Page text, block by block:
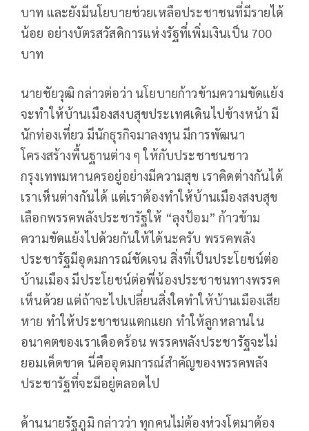
บาท และยังมีนโยบายช่วยเหลือประชาชนที่มีรายได้
น้อย อย่างบัตรสวัสดิการแห่งรัฐที่เพิ่มเงินเป็น 700
บาท
นายชัยวุฒิ กล่าวต่อว่า นโยบายก้าวข้ามความขัดแย้ง
จะทำให้บ้านเมืองสงบสุขประเทศเดินไปข้างหน้า มี
นักท่องเที่ยว มีนักธุรกิจมาลงทุน มีการพัฒนา
โครงสร้างพื้นฐานต่าง ๆ ให้กับประชาชนชาว
กรุงเทพมหานครอยู่อย่างมีความสุข เราคิดต่างกันได้
เราเห็นต่างกันได้ แต่เราต้องทำให้บ้านเมืองสงบสุข
เลือกพรรคพลังประชารัฐให้ “ลุงป้อม” ก้าวข้าม
ความขัดแย้งไปด้วยกันให้ได้นะครับ พรรคพลัง
ประชารัฐมีอุดมการณ์ชัดเจน สิ่งที่เป็นประโยชน์ต่อ
บ้านเมือง มีประโยชน์ต่อพี่น้องประชาชนทางพรรค
เห็นด้วย แต่ถ้าจะไปเปลี่ยนสิ่งใดทำให้บ้านเมืองเสีย
หาย ทำให้ประชาชนแตกแยก ทำให้ลูกหลานใน
อนาคตของเราเดือดร้อน พรรคพลังประชารัฐจะไม่
ยอมเด็ดขาด นี่คืออุดมการณ์สำคัญของพรรคพลัง
ประชารัฐที่จะมีอยู่ตลอดไป
ด้านนายรัฐภูมิ กล่าวว่า ทุกคนไม่ต้องห่วงโตมาต้อง